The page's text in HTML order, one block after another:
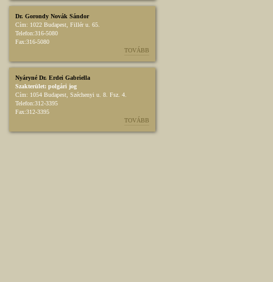
Dr. Gorondy Novák Sándor
Cím: 1022 Budapest, Fillér u. 65.
Telefon:316-5080
Fax:316-5080
TOVÁBB
Nyáryné Dr. Erdei Gabriella
Szakterület: polgári jog
Cím: 1054 Budapest, Széchenyi u. 8. Fsz. 4.
Telefon:312-3395
Fax:312-3395
TOVÁBB